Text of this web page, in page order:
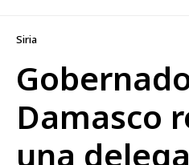
Siria
Damasco
una